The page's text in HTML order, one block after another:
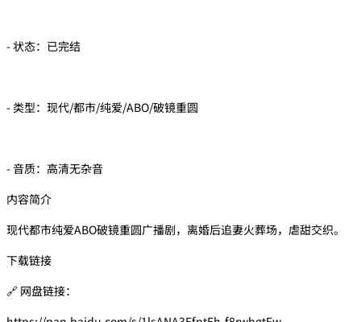
- 状态：已完结
- 类型：现代/都市/纯爱/ABO/破镜重圆
- 音质：高清无杂音
内容简介
现代都市纯爱ABO破镜重圆广播剧，离婚后追妻火葬场，虐甜交织。
下载链接
🔗 网盘链接：